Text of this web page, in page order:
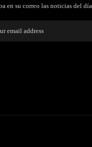
en su correo las noticias del día.